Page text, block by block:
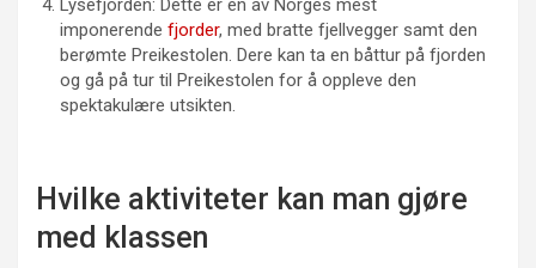
Lysefjorden: Dette er en av Norges mest
imponerende fjorder, med bratte fjellvegger samt den
berømte Preikestolen. Dere kan ta en båttur på fjorden
og gå på tur til Preikestolen for å oppleve den
spektakulære utsikten.
Hvilke aktiviteter kan man gjøre
med klassen